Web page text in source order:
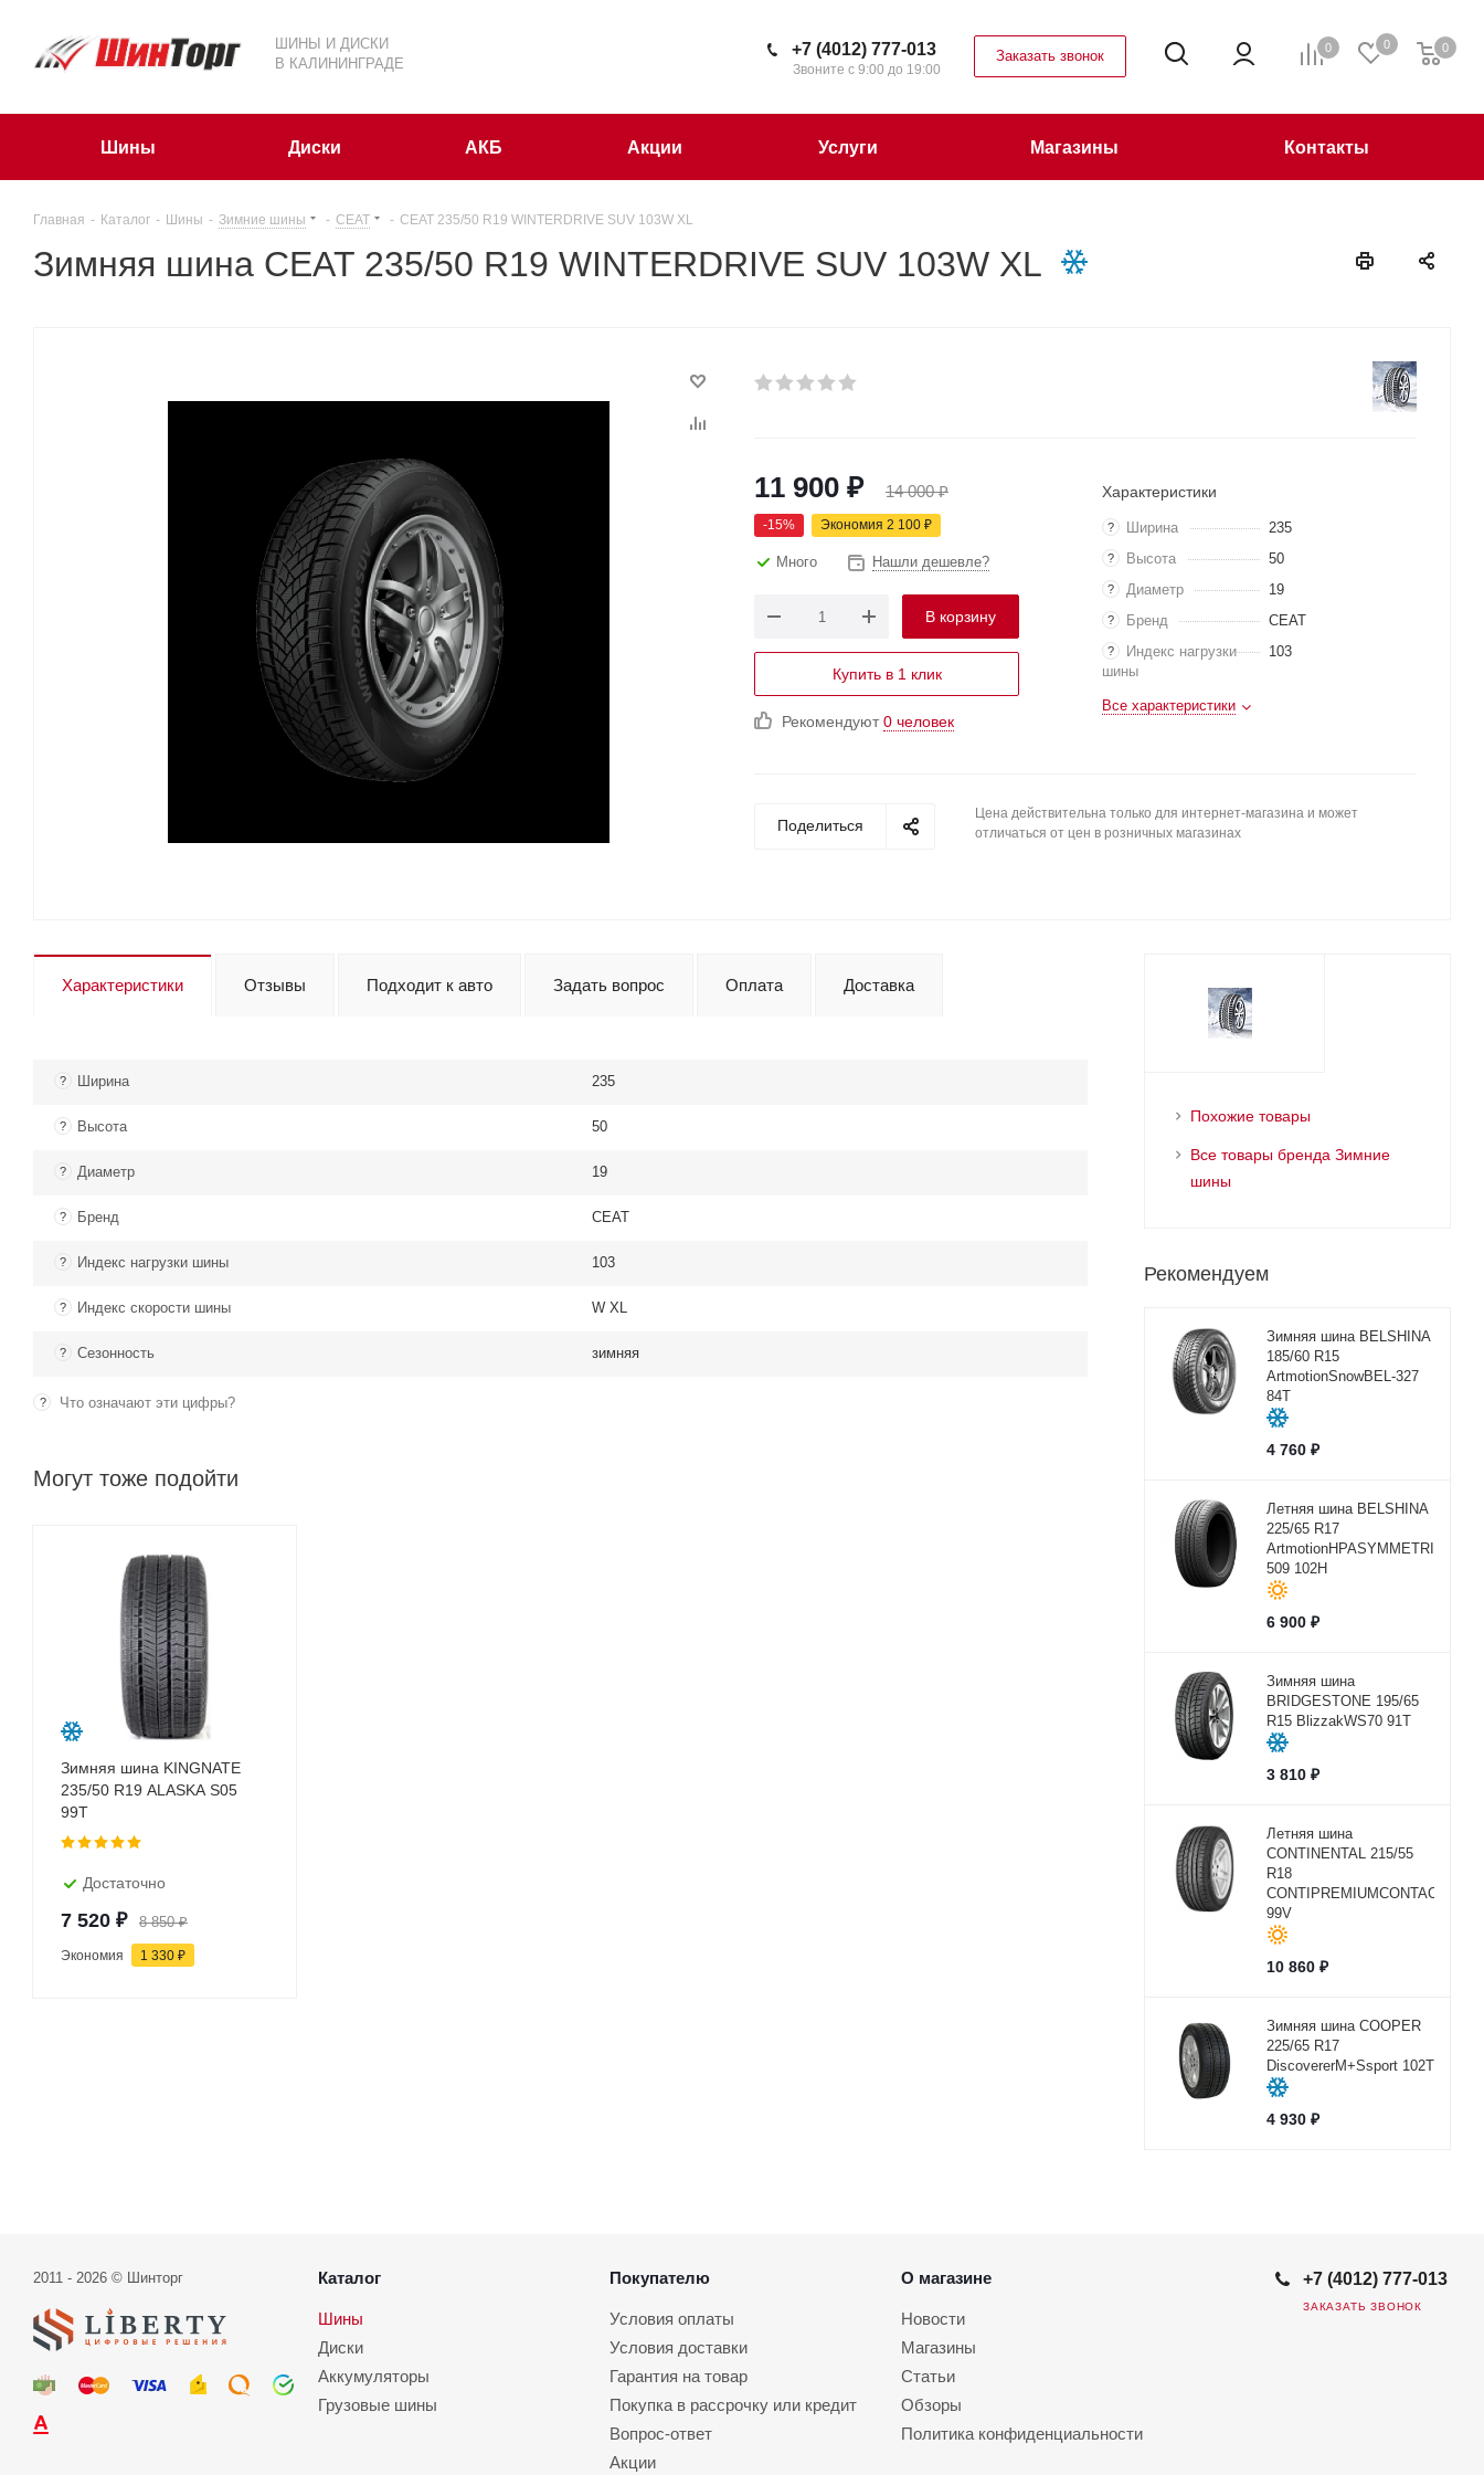
ШИНЫ И ДИСКИ
В КАЛИНИНГРАДЕ
0 0 0
+7 (4012) 777-013
Звоните с 9:00 до 19:00
Заказать звонок
Шины Диски АКБ Акции Услуги Магазины Контакты
Главная - Каталог - Шины - Зимние шины - CEAT - CEAT 235/50 R19 WINTERDRIVE SUV 103W XL
Зимняя шина CEAT 235/50 R19 WINTERDRIVE SUV 103W XL
11 900 ₽ 14 000₽
-15% Экономия 2 100 ₽
Много Нашли дешевле?
В корзину
Купить в 1 клик
Рекомендуют0 человек
Характеристики
? Ширина 235
? Высота 50
? Диаметр 19
? Бренд CEAT
?
Индекс нагрузки
шины
103
Все характеристики
Поделиться
Цена действительна только для интернет-магазина и может
отличаться от цен в розничных магазинах
Характеристики Отзывы Подходит к авто Задать вопрос Оплата Доставка
? Ширина 235
? Высота 50
? Диаметр 19
? Бренд CEAT
? Индекс нагрузки шины 103
? Индекс скорости шины W XL
? Сезонность зимняя
? Что означают эти цифры?
Могут тоже подойти
Зимняя шина KINGNATE
235/50 R19 ALASKA S05
99T
Достаточно
7 520 ₽ 8 850₽
Экономия 1 330 ₽
Похожие товары
Все товары бренда Зимние
шины
Рекомендуем
Зимняя шина BELSHINA
185/60 R15
ArtmotionSnowBEL-327
84T
4 760₽
Летняя шина BELSHINA
225/65 R17
ArtmotionHPASYMMETRICBEL-
509 102H
6 900₽
Зимняя шина
BRIDGESTONE 195/65
R15 BlizzakWS70 91T
3 810₽
Летняя шина
CONTINENTAL 215/55
R18
CONTIPREMIUMCONTACT2
99V
10 860₽
Зимняя шина COOPER
225/65 R17
DiscovererM+Ssport 102Т
4 930₽
2011 - 2026 © Шинторг Каталог
Шины
Диски
Аккумуляторы
Грузовые шины
Покупателю
Условия оплаты
Условия доставки
Гарантия на товар
Покупка в рассрочку или кредит
Вопрос-ответ
Акции
О магазине
Новости
Магазины
Статьи
Обзоры
Политика конфиденциальности
+7 (4012) 777-013
ЗАКАЗАТЬ ЗВОНОК